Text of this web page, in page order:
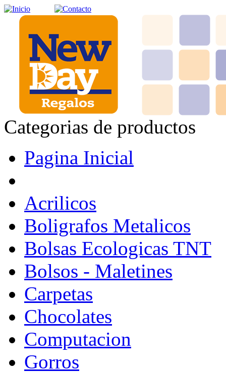
Categorias de productos
Pagina Inicial
Acrilicos
Boligrafos Metalicos
Bolsas Ecologicas TNT
Bolsos - Maletines
Carpetas
Chocolates
Computacion
Gorros